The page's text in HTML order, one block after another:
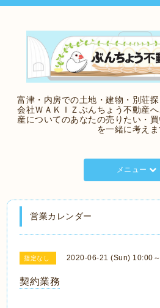
富津・内房での土地・建物・別荘
会社ＷＡＫＩＺぶんちょう不動産
産についてのあなたの売りたい・
を一緒に考えま
メニュー
営業カレンダー
指定なし 2020-06-21 (Sun) 10:00～
契約業務